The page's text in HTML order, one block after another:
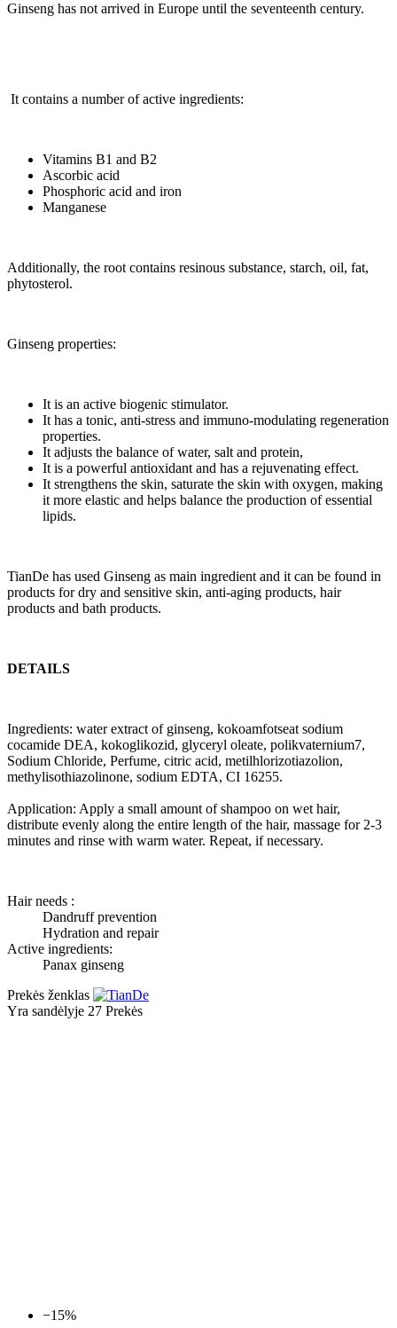
Ginseng has not arrived in Europe until the seventeenth century.
It contains a number of active ingredients:
Vitamins B1 and B2
Ascorbic acid
Phosphoric acid and iron
Manganese
Additionally, the root contains resinous substance, starch, oil, fat,
phytosterol.
Ginseng properties:
It is an active biogenic stimulator.
It has a tonic, anti-stress and immuno-modulating regeneration
properties.
It adjusts the balance of water, salt and protein,
It is a powerful antioxidant and has a rejuvenating effect.
It strengthens the skin, saturate the skin with oxygen, making
it more elastic and helps balance the production of essential
lipids.
TianDe has used Ginseng as main ingredient and it can be found in
products for dry and sensitive skin, anti-aging products, hair
products and bath products.
DETAILS
Ingredients: water extract of ginseng, kokoamfotseat sodium
cocamide DEA, kokoglikozid, glyceryl oleate, polikvaternium7,
Sodium Chloride, Perfume, citric acid, metilhlorizotiazolion,
methylisothiazolinone, sodium EDTA, CI 16255.
Application: Apply a small amount of shampoo on wet hair,
distribute evenly along the entire length of the hair, massage for 2-3
minutes and rinse with warm water. Repeat, if necessary.
Hair needs :
Dandruff prevention
Hydration and repair
Active ingredients:
Panax ginseng
Prekės ženklas
Yra sandėlyje 27 Prekės
−15%